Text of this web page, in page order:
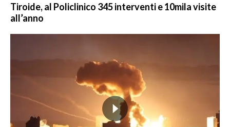
Tiroide, al Policlinico 345 interventi e 10mila visite
all’anno